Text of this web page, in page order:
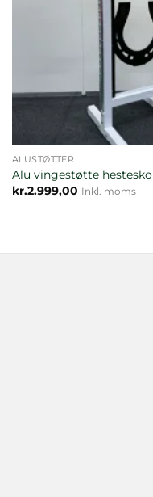
ALUSTØTTER
Alu vingestøtte hestesko
kr.2.999,00 Inkl. moms